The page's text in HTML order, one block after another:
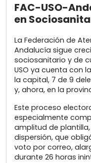
FAC-USO-
en
La Federación de
Andalucía sigue
sociosanitario y de
USO ya cuenta con
la capital, 7 de 9
y, ahora, en la
Este proceso
especialmente
amplitud de
dispersión, que
voto por correo,
durante 26 horas